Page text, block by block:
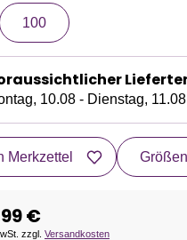
100
10.08 - Dienstag, 11.08
Merkzettel
€
zzgl. Versandkosten